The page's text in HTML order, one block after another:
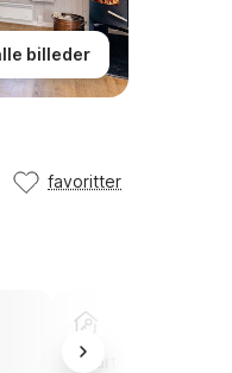
billeder
favoritter
Smart lås